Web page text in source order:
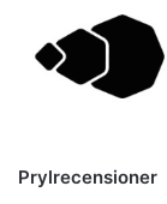
Prylrecensioner